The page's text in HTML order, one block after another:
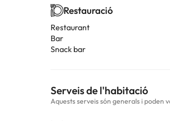
Restauració
Restaurant
Bar
Snack bar
Serveis de l'habitació
Aquests serveis són generals i poden